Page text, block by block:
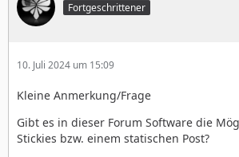
Fortgeschrittener
10. Juli 2024 um 15:09
Kleine Anmerkung/Frage
Gibt es in dieser Forum Software die
Stickies bzw. einem statischen Post?